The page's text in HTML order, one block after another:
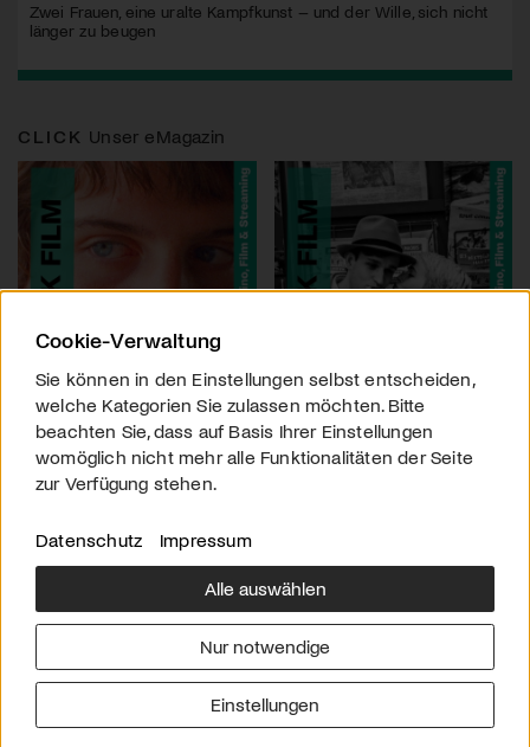
Zwei Frauen, eine uralte Kampfkunst – und der Wille, sich nicht
länger zu beugen
CLICK Unser eMagazin
Über uns
Downloads
Werben
Impressum
Cookie-Verwaltung
Sie können in den Einstellungen selbst entscheiden,
welche Kategorien Sie zulassen möchten. Bitte
beachten Sie, dass auf Basis Ihrer Einstellungen
womöglich nicht mehr alle Funktionalitäten der Seite
zur Verfügung stehen.
Datenschutz Impressum
Alle auswählen
Nur notwendige
Einstellungen